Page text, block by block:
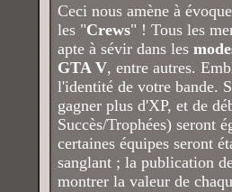
Ceci nous amène à
les "Crews" ! Tous les
apte à sévir dans les
GTA V, entre autres.
l'identité de votre bande.
gagner plus d'XP, et de
Succès/Trophées) seront
certaines équipes seront
sanglant ; la publication
montrer la valeur de